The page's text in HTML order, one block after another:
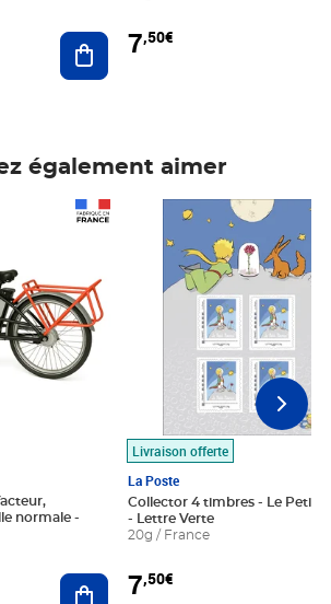
Ajouter au panier
7,50€
également aimer
Ajouter au panier
Livraison offerte
La Poste
Collector 4 timbres - Le Petit
- Lettre Verte
20g / France
7,50€
Prix 7,50€